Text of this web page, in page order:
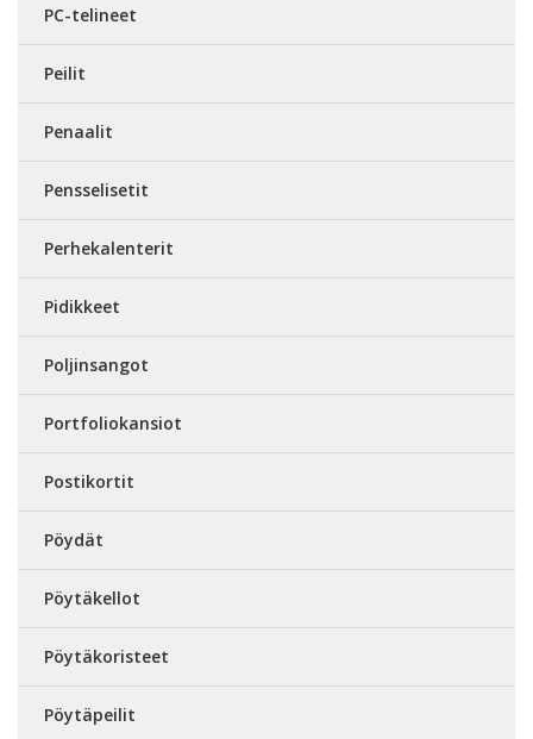
PC-telineet
Peilit
Penaalit
Pensselisetit
Perhekalenterit
Pidikkeet
Poljinsangot
Portfoliokansiot
Postikortit
Pöydät
Pöytäkellot
Pöytäkoristeet
Pöytäpeilit